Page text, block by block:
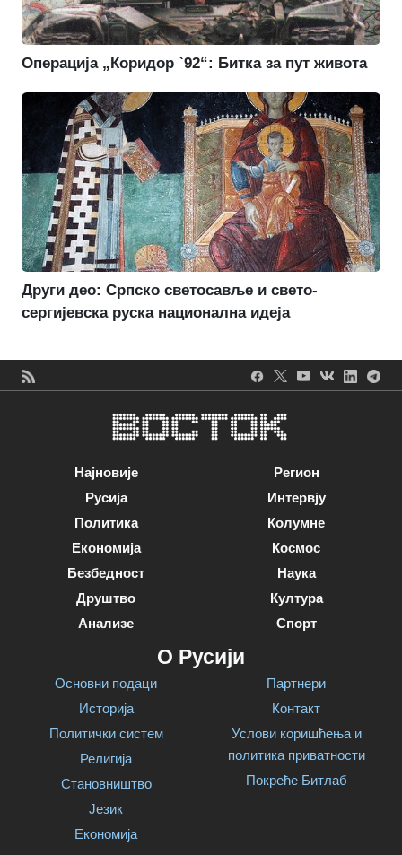
Операција „Коридор `92“: Битка за пут живота
Други део: Српско светосавље и свето-
сергијевска руска национална идеја
Најновије
Русија
Политика
Економија
Безбедност
Друштво
Анализе
Регион
Интервју
Колумне
Космос
Наука
Култура
Спорт
О Русији
Основни подаци
Историја
Политички систем
Религија
Становништво
Језик
Економија
Партнери
Контакт
Услови коришћења и
политика приватности
Покреће Битлаб